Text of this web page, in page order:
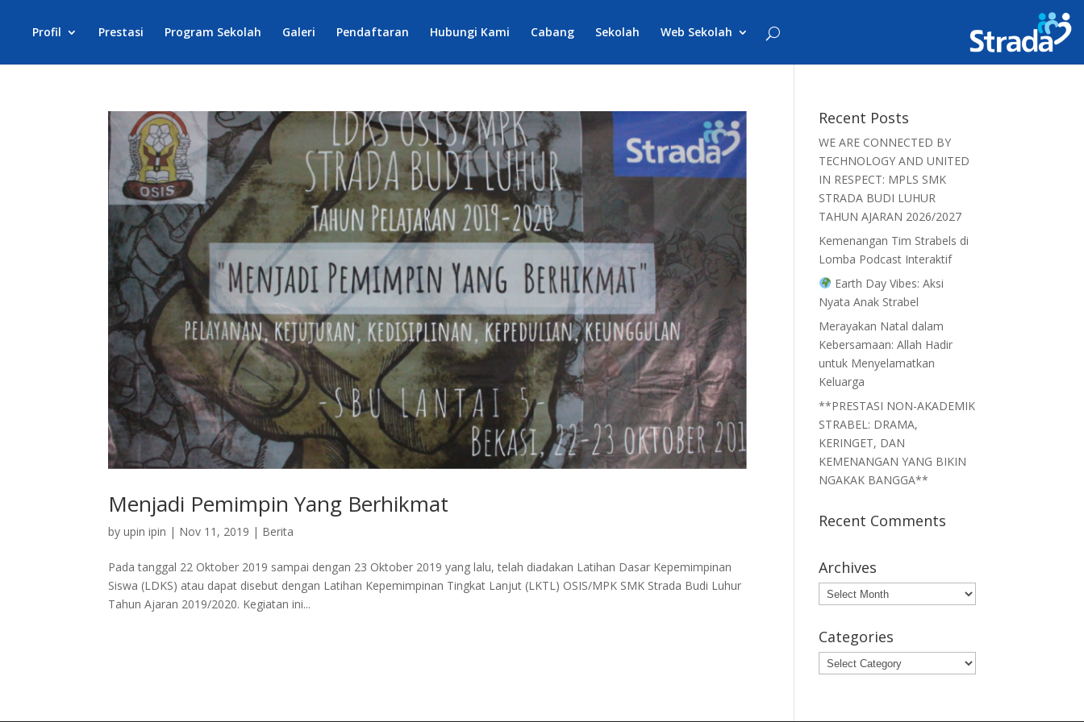
Profil Prestasi Program Sekolah Galeri Pendaftaran Hubungi Kami Cabang Sekolah Web Sekolah
Menjadi Pemimpin Yang Berhikmat
byupin ipin | Nov 11, 2019 | Berita
Pada tanggal 22 Oktober 2019 sampai dengan 23 Oktober 2019 yang lalu, telah diadakan Latihan Dasar Kepemimpinan
Siswa (LDKS) atau dapat disebut dengan Latihan Kepemimpinan Tingkat Lanjut (LKTL) OSIS/MPK SMK Strada Budi Luhur
Tahun Ajaran 2019/2020. Kegiatan ini...
Recent Posts
WE ARE CONNECTED BY
TECHNOLOGY AND UNITED
IN RESPECT: MPLS SMK
STRADA BUDI LUHUR
TAHUN AJARAN 2026/2027
Kemenangan Tim Strabels di
Lomba Podcast Interaktif
Earth Day Vibes: Aksi
Nyata Anak Strabel
Merayakan Natal dalam
Kebersamaan: Allah Hadir
untuk Menyelamatkan
Keluarga
**PRESTASI NON-AKADEMIK
STRABEL: DRAMA,
KERINGET, DAN
KEMENANGAN YANG BIKIN
NGAKAK BANGGA**
Recent Comments
Archives
Archives
Categories
Categories